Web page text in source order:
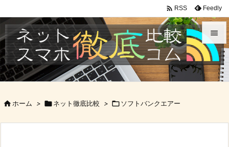


メニュ

 RSS Feedly
ホーム > ネット徹底比較 >  ソフトバンクエアー